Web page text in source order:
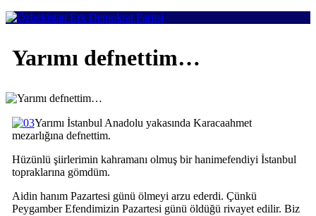
Yarımı defnettim…
Yarımı İstanbul Anadolu yakasında Karacaahmet
mezarlığına defnettim.
Hüzünlü şiirlerimin kahramanı olmuş bir hanimefendiyi İstanbul
topraklarına gömdüm.
Aidin hanım Pazartesi günü ölmeyi arzu ederdi. Çünkü
Peygamber Efendimizin Pazartesi günü öldüğü rivayet edilir. Biz